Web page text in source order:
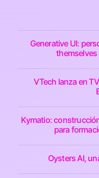
Generative UI:
themselves
VTech lanza en
Kymatio:
para
Oysters AI,